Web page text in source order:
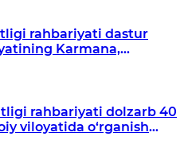
rahbariyati dastur
Karmana,
rahbariyati dolzarb 40
viloyatida o‘rganish